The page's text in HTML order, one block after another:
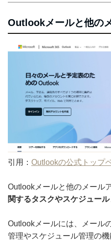
Outlookメールと他の
引用： Outlookの公式トップ
Outlookメールと他のメール
関するタスクやスケジュー
Outlookメールには、メール
管理やスケジュール管理の